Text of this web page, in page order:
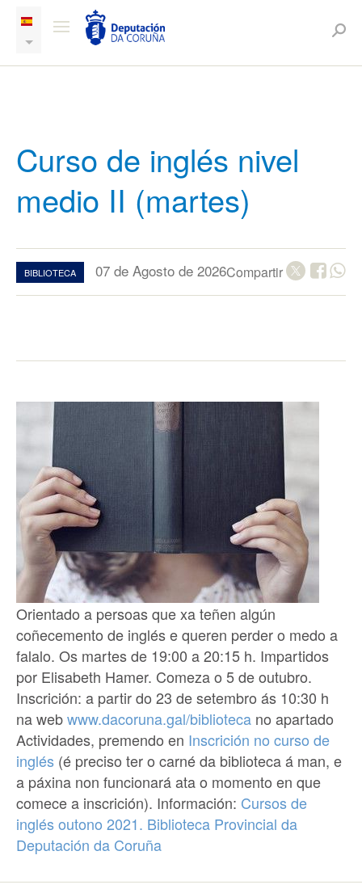
Curso de inglés nivel
medio II (martes)
BIBLIOTECA 07 de Agosto de 2026Compartir
Orientado a persoas que xa teñen algún
coñecemento de inglés e queren perder o medo a
falalo. Os martes de 19:00 a 20:15 h. Impartidos
por Elisabeth Hamer. Comeza o 5 de outubro.
Inscrición: a partir do 23 de setembro ás 10:30 h
na webwww.dacoruna.gal/biblioteca no apartado
Actividades, premendo en Inscrición no curso de
inglés (é preciso ter o carné da biblioteca á man, e
a páxina non funcionará ata o momento en que
comece a inscrición). Información: Cursos de
inglés outono 2021. Biblioteca Provincial da
Deputación da Coruña